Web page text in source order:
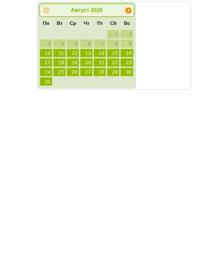
Август 2026
Пн Вт Ср Чт Пт Сб Вс
1
2
3
4 5 6 7 8
9
10
11 12 13 14 15
16
17
18 19 20 21 22
23
24
25 26 27 28 29
30
31